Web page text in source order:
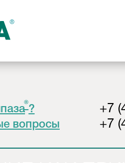
®?
вопросы
+7
+7